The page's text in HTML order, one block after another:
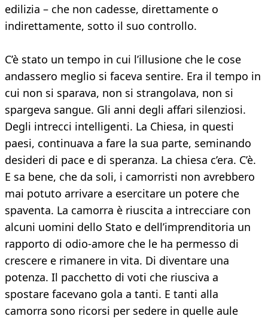
edilizia – che non cadesse, direttamente o
indirettamente, sotto il suo controllo.
C’è stato un tempo in cui l’illusione che le cose
andassero meglio si faceva sentire. Era il tempo in
cui non si sparava, non si strangolava, non si
spargeva sangue. Gli anni degli affari silenziosi.
Degli intrecci intelligenti. La Chiesa, in questi
paesi, continuava a fare la sua parte, seminando
desideri di pace e di speranza. La chiesa c’era. C’è.
E sa bene, che da soli, i camorristi non avrebbero
mai potuto arrivare a esercitare un potere che
spaventa. La camorra è riuscita a intrecciare con
alcuni uomini dello Stato e dell’imprenditoria un
rapporto di odio-amore che le ha permesso di
crescere e rimanere in vita. Di diventare una
potenza. Il pacchetto di voti che riusciva a
spostare facevano gola a tanti. E tanti alla
camorra sono ricorsi per sedere in quelle aule